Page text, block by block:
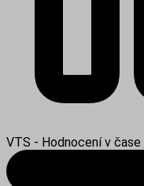
VTS - Hodnocení v čase